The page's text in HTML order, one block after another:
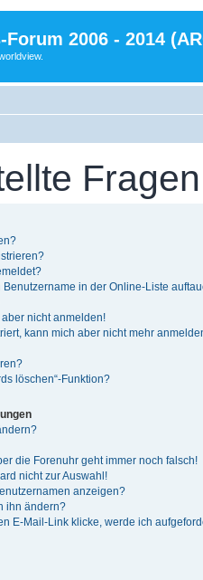
2006 - 2014
Fragen
in der Online-Liste
nicht anmelden!
kann mich aber nicht mehr
löschen“-Funktion?
die Forenuhr geht immer noch falsch!
nicht zur Auswahl!
anzeigen?
ihn ändern?
E-Mail-Link klicke, werde ich